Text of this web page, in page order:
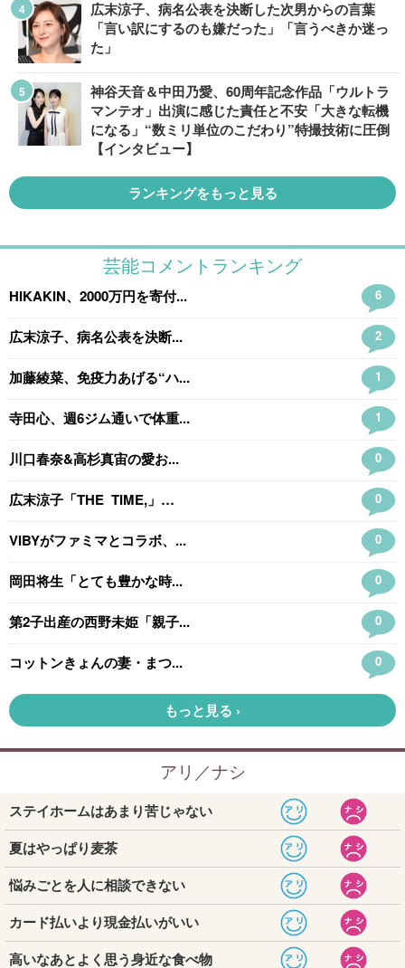
広末涼子、病名公表を決断した次男からの言葉
「言い訳にするのも嫌だった」「言うべきか迷っ
た」
神谷天音＆中田乃愛、60周年記念作品「ウルトラ
マンテオ」出演に感じた責任と不安「大きな転機
になる」“数ミリ単位のこだわり”特撮技術に圧倒
【インタビュー】
ランキングをもっと見る